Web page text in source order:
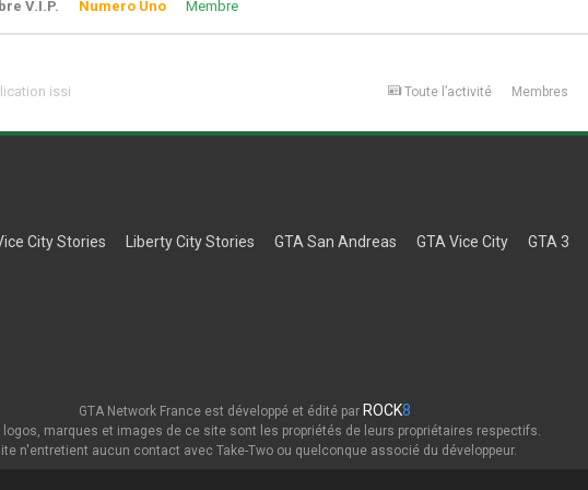
V.I.P. Numero Uno Membre
Toute l’activité Membres
issi
City Stories Liberty City Stories GTA San Andreas GTA Vice City GTA 3
GTA Network France est développé et édité par ROCK8
logos, marques et images de ce site sont les propriétés de leurs propriétaires respectifs.
n'entretient aucun contact avec Take-Two ou quelconque associé du développeur.